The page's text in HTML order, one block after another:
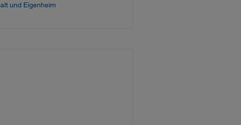
und Eigenheim